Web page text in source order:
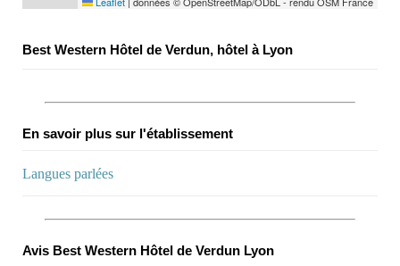
Best Western Hôtel de Verdun, hôtel à Lyon
En savoir plus sur l'établissement
Langues parlées
Avis Best Western Hôtel de Verdun Lyon